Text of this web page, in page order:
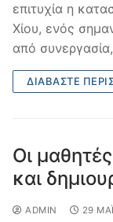
επιτυχία η
Χίου, ενός
από
ΔΙΑΒΆΣΤΕ
Οι
και
ADMIN 29